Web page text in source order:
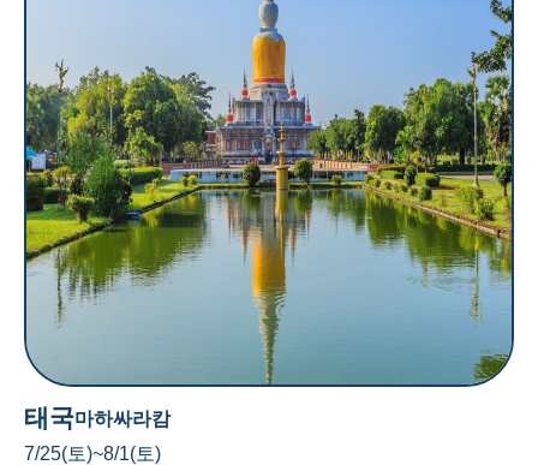
태국마하싸라캄
7/25(토)~8/1(토)